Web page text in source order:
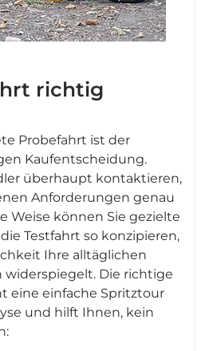
richtig
Probefahrt ist der
Kaufentscheidung.
überhaupt kontaktieren,
Anforderungen genau
Weise können Sie gezielte
Testfahrt so konzipieren,
Ihre alltäglichen
widerspiegelt. Die richtige
eine einfache Spritztour
und hilft Ihnen, kein